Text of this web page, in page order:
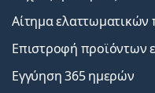
Αίτημα ελαττωματικών
Επιστροφή προϊόντων
Εγγύηση 365 ημερών